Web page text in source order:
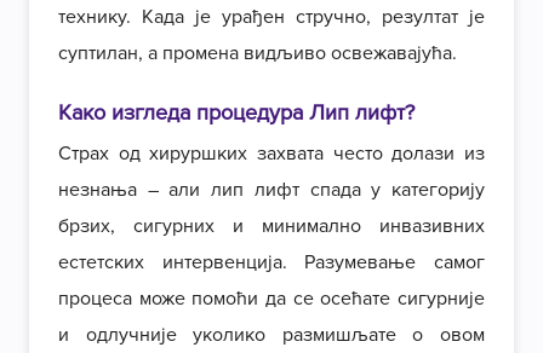
технику. Када је урађен стручно, резултат је
суптилан, а промена видљиво освежавајућа.
Како изгледа процедура Лип лифт?
Страх од хируршких захвата често долази из
незнања – али лип лифт спада у категорију
брзих, сигурних и минимално инвазивних
естетских интервенција. Разумевање самог
процеса може помоћи да се осећате сигурније
и одлучније уколико размишљате о овом